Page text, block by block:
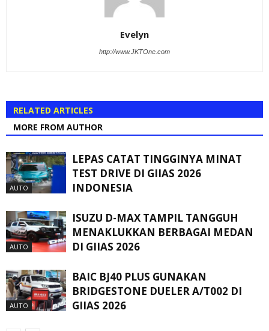
Evelyn
http://www.JKTOne.com
RELATED ARTICLES
MORE FROM AUTHOR
AUTO
LEPAS CATAT TINGGINYA MINAT
TEST DRIVE DI GIIAS 2026
INDONESIA
AUTO
ISUZU D-MAX TAMPIL TANGGUH
MENAKLUKKAN BERBAGAI MEDAN
DI GIIAS 2026
AUTO
BAIC BJ40 PLUS GUNAKAN
BRIDGESTONE DUELER A/T002 DI
GIIAS 2026